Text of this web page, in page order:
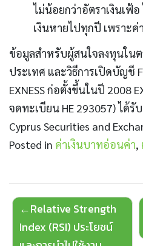
ไม่น้อยกว่าอัตราเงินเฟ้
เงินหายไปทุกปี เพราะค่
ข้อมูลสำหรับผู้สนใจลงทุนในต
ประเทศ และวิธีการเปิดบัญชี
EXNESS ก่อตั้งขึ้นในปี 2008
จดทะเบียน HE 293057) ได้
Cyprus Securities and
Posted in ค่าเงินบาทอ่อนค่า,
Post
navigation
Relative Strength
Index (RSI) ประโยชน์